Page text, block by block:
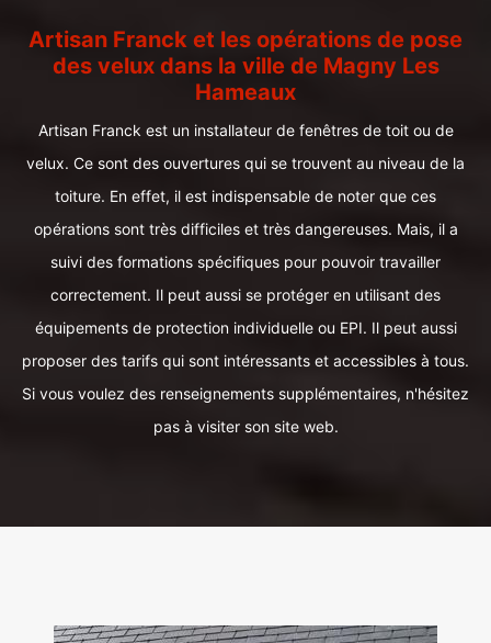
Artisan Franck et les opérations de pose
des velux dans la ville de Magny Les
Hameaux
Artisan Franck est un installateur de fenêtres de toit ou de
velux. Ce sont des ouvertures qui se trouvent au niveau de la
toiture. En effet, il est indispensable de noter que ces
opérations sont très difficiles et très dangereuses. Mais, il a
suivi des formations spécifiques pour pouvoir travailler
correctement. Il peut aussi se protéger en utilisant des
équipements de protection individuelle ou EPI. Il peut aussi
proposer des tarifs qui sont intéressants et accessibles à tous.
Si vous voulez des renseignements supplémentaires, n'hésitez
pas à visiter son site web.